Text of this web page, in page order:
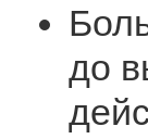
до